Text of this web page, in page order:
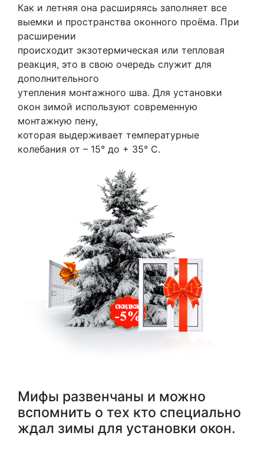
Как и летняя она расширяясь заполняет все
выемки и пространства оконного проёма. При
расширении
происходит экзотермическая или тепловая
реакция, это в свою очередь служит для
дополнительного
утепления монтажного шва. Для установки
окон зимой используют современную
монтажную пену,
которая выдерживает температурные
колебания от – 15° до + 35° С.
Мифы развенчаны и можно
вспомнить о тех кто специально
ждал зимы для установки окон.